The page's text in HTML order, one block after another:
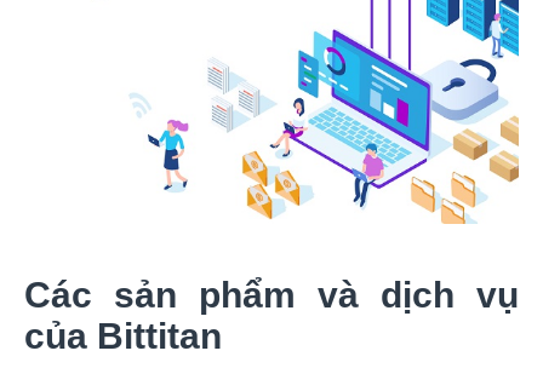
Các sản phẩm và dịch vụ
của Bittitan